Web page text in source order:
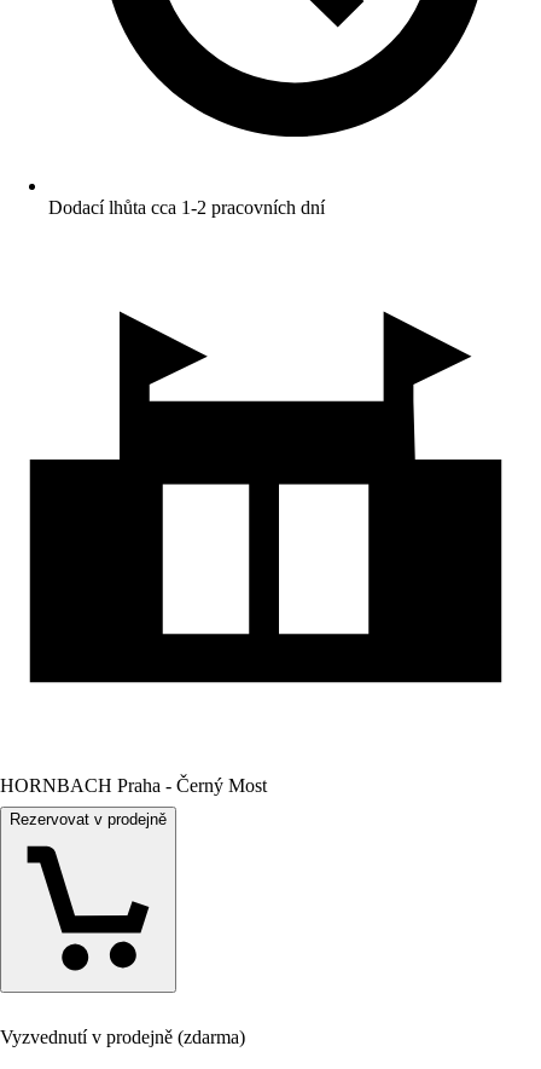
Dodací lhůta cca 1-2 pracovních dní
HORNBACH Praha - Černý Most
Rezervovat v prodejně
Vyzvednutí v prodejně (zdarma)